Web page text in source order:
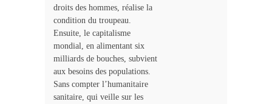
droits des hommes, réalise la
condition du troupeau.
Ensuite, le capitalisme
mondial, en alimentant six
milliards de bouches, subvient
aux besoins des populations.
Sans compter l’humanitaire
sanitaire, qui veille sur les